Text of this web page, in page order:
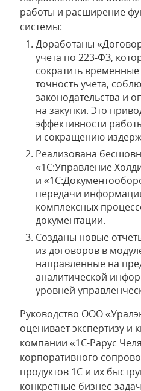
работы и расширение
системы:
Доработаны
учета по 223-ФЗ,
сократить
точность учета,
законодательства и
на закупки. Это
эффективности
и сокращению
Реализована
«1С:Управление
и
передачи
комплексных
документации.
Созданы новые
из договоров в
направленные на
аналитической
уровней
Руководство ООО
оценивает экспертизу и
компании «1С-Рарус
корпоративного
продуктов 1С и их
конкретные бизнес-